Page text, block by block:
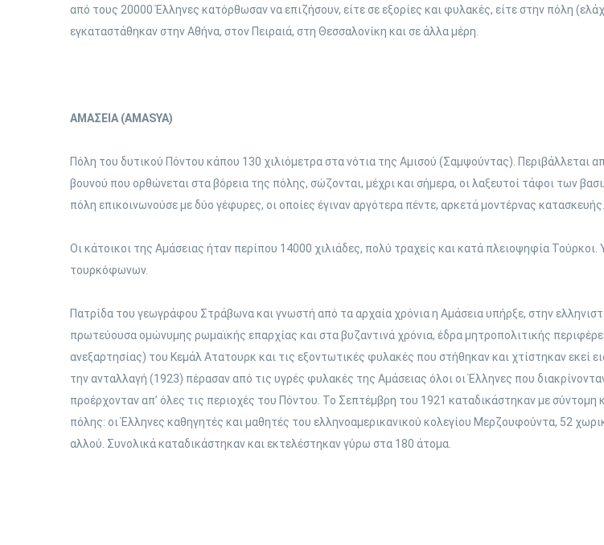
από τους 20000 Έλληνες κατόρθωσαν να επιζήσουν, είτε σε εξορίες και φυλακές, είτε στην πόλη
εγκαταστάθηκαν στην Αθήνα, στον Πειραιά, στη Θεσσαλονίκη και σε άλλα μέρη.
ΑΜΑΣΕΙΑ (AMASYA)
Πόλη του δυτικού Πόντου κάπου 130 χιλιόμετρα στα νότια της Αμισού (Σαμψούντας). Περιβάλλεται
βουνού που ορθώνεται στα βόρεια της πόλης, σώζονται, μέχρι και σήμερα, οι λαξευτοί τάφοι των
πόλη επικοινωνούσε με δύο γέφυρες, οι οποίες έγιναν αργότερα πέντε, αρκετά μοντέρνας κατασκευής.
Οι κάτοικοι της Αμάσειας ήταν περίπου 14000 χιλιάδες, πολύ τραχείς και κατά πλειοψηφία
τουρκόφωνων.
Πατρίδα του γεωγράφου Στράβωνα και γνωστή από τα αρχαία χρόνια η Αμάσεια υπήρξε, στην
πρωτεύουσα ομώνυμης ρωμαϊκής επαρχίας και στα βυζαντινά χρόνια, έδρα μητροπολιτικής
ανεξαρτησίας) του Κεμάλ Ατατουρκ και τις εξοντωτικές φυλακές που στήθηκαν και χτίστηκαν εκεί
την ανταλλαγή (1923) πέρασαν από τις υγρές φυλακές της Αμάσειας όλοι οι Έλληνες που
προέρχονταν απ’ όλες τις περιοχές του Πόντου. Το Σεπτέμβρη του 1921 καταδικάστηκαν με σύντομη
πόλης: οι Έλληνες καθηγητές και μαθητές του ελληνοαμερικανικού κολεγίου Μερζουφούντα, 52
αλλού. Συνολικά καταδικάστηκαν και εκτελέστηκαν γύρω στα 180 άτομα.